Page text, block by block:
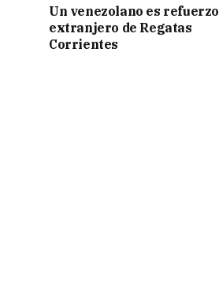
Un venezolano es refuerzo
extranjero de Regatas
Corrientes